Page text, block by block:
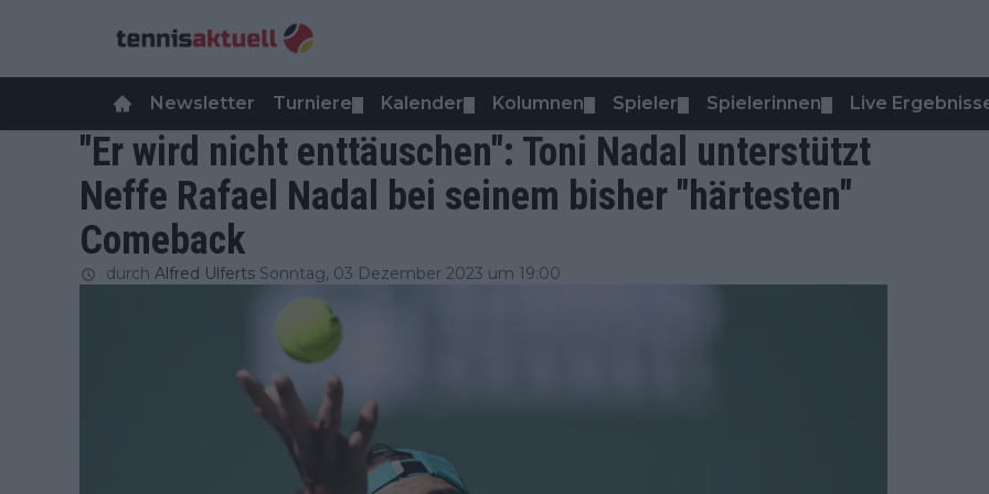
Newsletter Turniere Kalender Kolumnen Spieler Spielerinnen Live
"Er wird nicht enttäuschen": Toni Nadal unterstützt
Neffe Rafael Nadal bei seinem bisher "härtesten"
Comeback
durch Alfred Ulferts Sonntag, 03 Dezember 2023 um 19:00